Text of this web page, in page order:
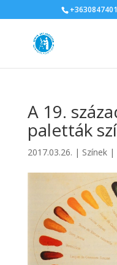
A 19.
paletták
2017.03.26. | Színek|